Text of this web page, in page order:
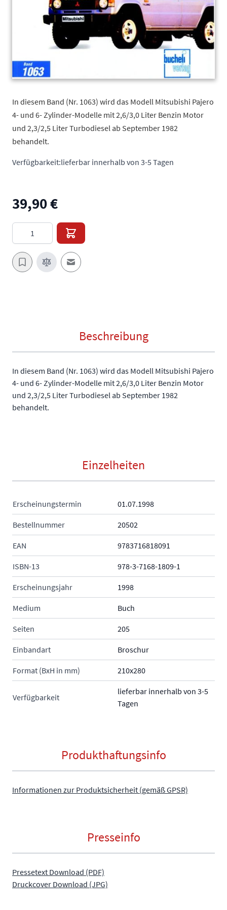
In diesem Band (Nr. 1063) wird das Modell Mitsubishi Pajero
4- und 6- Zylinder-Modelle mit 2,6/3,0 Liter Benzin Motor
und 2,3/2,5 Liter Turbodiesel ab September 1982
behandelt.
Verfügbarkeit:lieferbar innerhalb von 3-5 Tagen
39,90 €
E-Mail an einen Freund
Beschreibung
In diesem Band (Nr. 1063) wird das Modell Mitsubishi Pajero
4- und 6- Zylinder-Modelle mit 2,6/3,0 Liter Benzin Motor
und 2,3/2,5 Liter Turbodiesel ab September 1982
behandelt.
Einzelheiten
Erscheinungstermin 01.07.1998
Bestellnummer 20502
EAN 9783716818091
ISBN-13 978-3-7168-1809-1
Erscheinungsjahr 1998
Medium Buch
Seiten 205
Einbandart Broschur
Format (BxH in mm) 210x280
Verfügbarkeit
lieferbar innerhalb von 3-5
Tagen
Produkthaftungsinfo
Informationen zur Produktsicherheit (gemäß GPSR)
Presseinfo
Pressetext Download (PDF)
Druckcover Download (JPG)